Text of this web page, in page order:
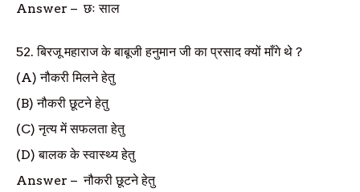
Answer –छः साल
52.बिरजू महाराज के बाबूजी हनुमान जी का प्रसाद क्यों माँगे थे ?
(A)नौकरी मिलने हेतु
(B)नौकरी छूटने हेतु
(C)नृत्य में सफलता हेतु
(D)बालक के स्वास्थ्य हेतु
Answer –नौकरी छूटने हेतु